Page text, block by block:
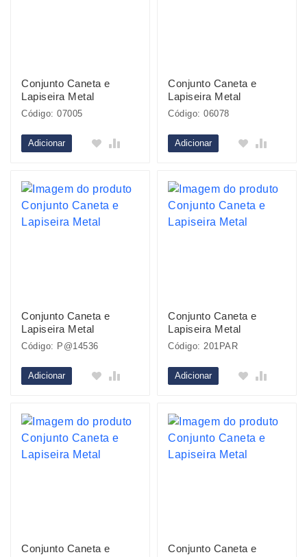
Conjunto Caneta e
Lapiseira Metal
Código: 07005
Adicionar
Conjunto Caneta e
Lapiseira Metal
Código: 06078
Adicionar
Conjunto Caneta e
Lapiseira Metal
Código: P@14536
Adicionar
Conjunto Caneta e
Lapiseira Metal
Código: 201PAR
Adicionar
Conjunto Caneta e
Conjunto Caneta e